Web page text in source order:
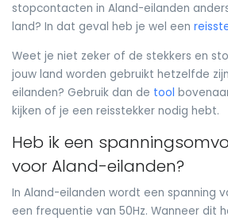
stopcontacten in Aland-eilanden
land? In dat geval heb je wel een
Weet je niet zeker of de stekkers en
jouw land worden gebruikt hetzelfde
eilanden? Gebruik dan de tool
kijken of je een reisstekker nodig hebt.
Heb ik een
voor Aland-eilanden?
In Aland-eilanden wordt een spanning
een frequentie van 50Hz. Wanneer dit